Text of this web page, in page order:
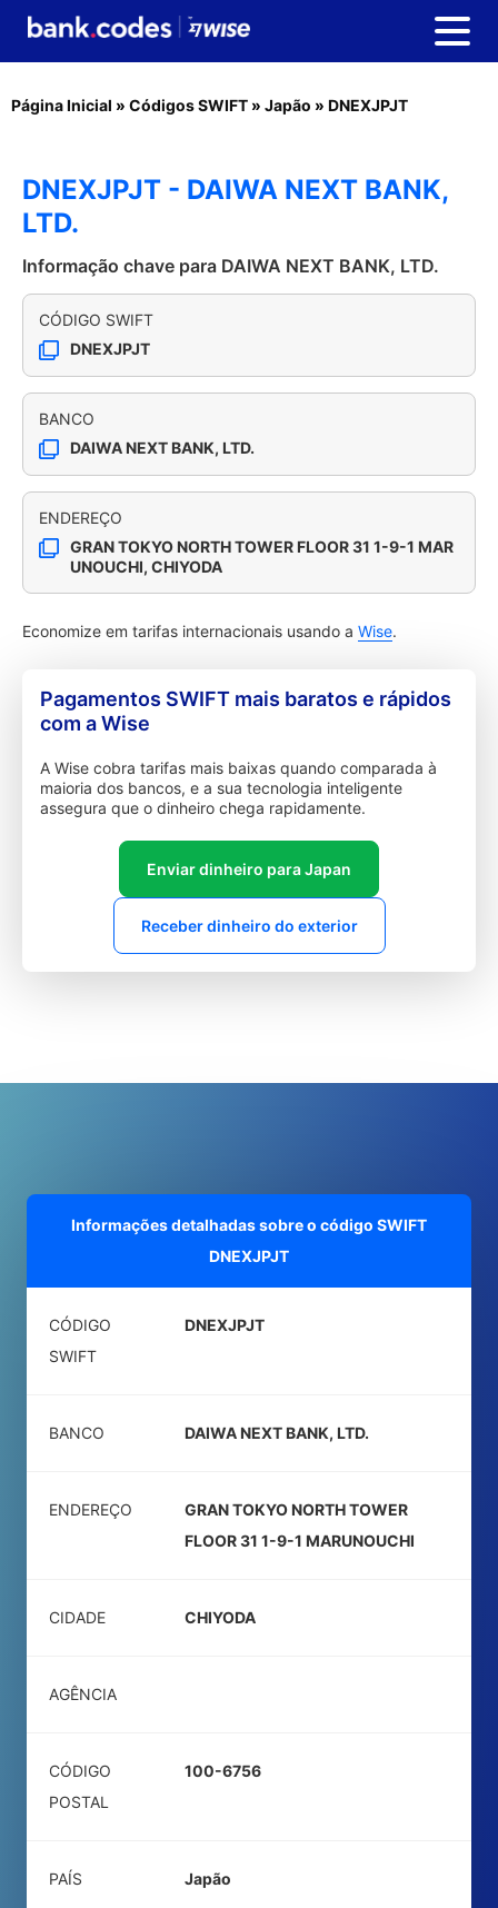
Página Inicial » Códigos SWIFT » Japão » DNEXJPJT
DNEXJPJT - DAIWA NEXT BANK,
LTD.
Informação chave para DAIWA NEXT BANK, LTD.
CÓDIGO SWIFT
DNEXJPJT
BANCO
DAIWA NEXT BANK, LTD.
ENDEREÇO
GRAN TOKYO NORTH TOWER FLOOR 31 1-9-1 MAR
UNOUCHI, CHIYODA
Economize em tarifas internacionais usando a Wise.
Pagamentos SWIFT mais baratos e rápidos
com a Wise
A Wise cobra tarifas mais baixas quando comparada à
maioria dos bancos, e a sua tecnologia inteligente
assegura que o dinheiro chega rapidamente.
Enviar dinheiro para Japan
Receber dinheiro do exterior
Informações detalhadas sobre o código SWIFT
DNEXJPJT
CÓDIGO
SWIFT
DNEXJPJT
BANCO DAIWA NEXT BANK, LTD.
ENDEREÇO
GRAN TOKYO NORTH TOWER
FLOOR 31 1-9-1 MARUNOUCHI
CIDADE CHIYODA
AGÊNCIA
CÓDIGO
POSTAL
100-6756
PAÍS Japão